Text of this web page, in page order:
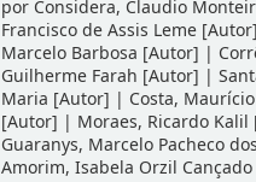
por Considera, Claudio
Francisco de Assis Leme[Autor]
Marcelo Barbosa [Autor] |
Guilherme Farah [Autor] |
Maria [Autor] | Costa,
[Autor] | Moraes, Ricardo Kalil
Guaranys, Marcelo Pacheco dos
Amorim, Isabela Orzil